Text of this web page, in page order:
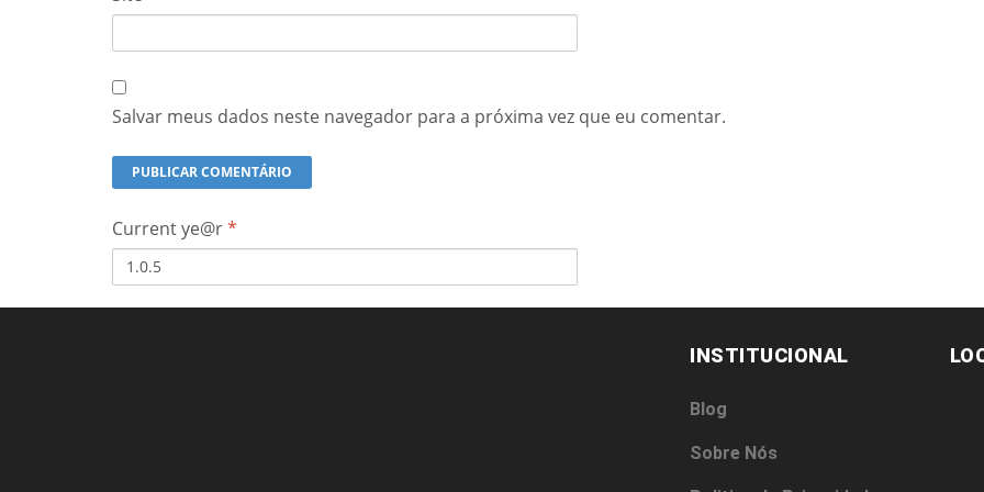
Salvar meus dados neste navegador para a próxima vez que eu comentar.
Current ye@r*
INSTITUCIONAL
Blog
Sobre Nós